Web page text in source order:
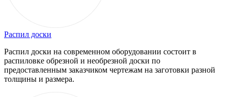
Распил доски
Распил доски на современном оборудовании состоит в
распиловке обрезной и необрезной доски по
предоставленным заказчиком чертежам на заготовки разной
толщины и размера.